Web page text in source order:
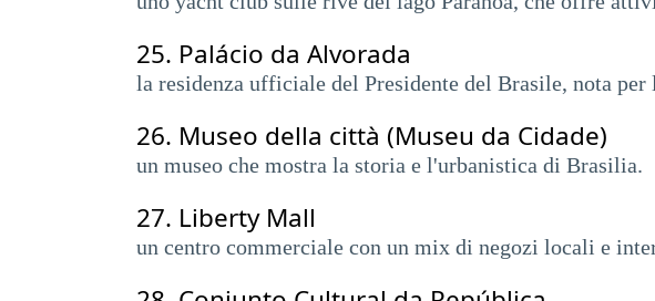
25. Palácio da Alvorada
la residenza ufficiale del Presidente del Brasile, nota
26. Museo della città (Museu da Cidade)
un museo che mostra la storia e l'urbanistica di Brasilia.
27. Liberty Mall
un centro commerciale con un mix di negozi locali e